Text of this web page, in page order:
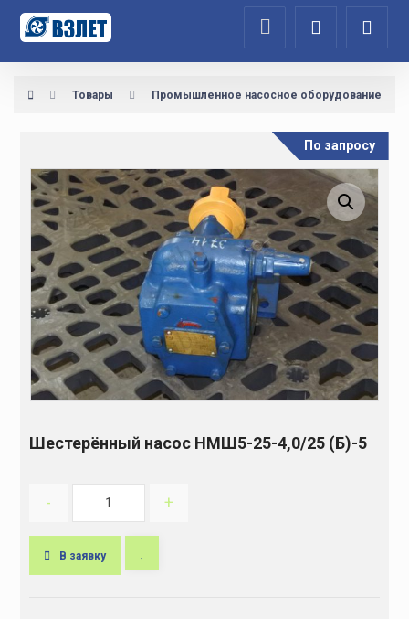
Товары Промышленное насосное оборудование
Увеличить изображение
Шестерённый насос НМШ5-25-4,0/25 (Б)-5
По запросу
- +
В заявку